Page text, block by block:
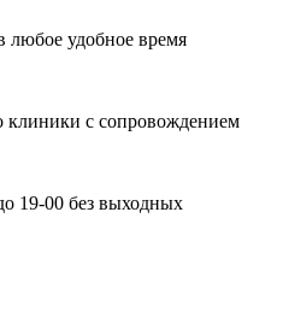
любое удобное время
клиники с сопровождением
19-00 без выходных